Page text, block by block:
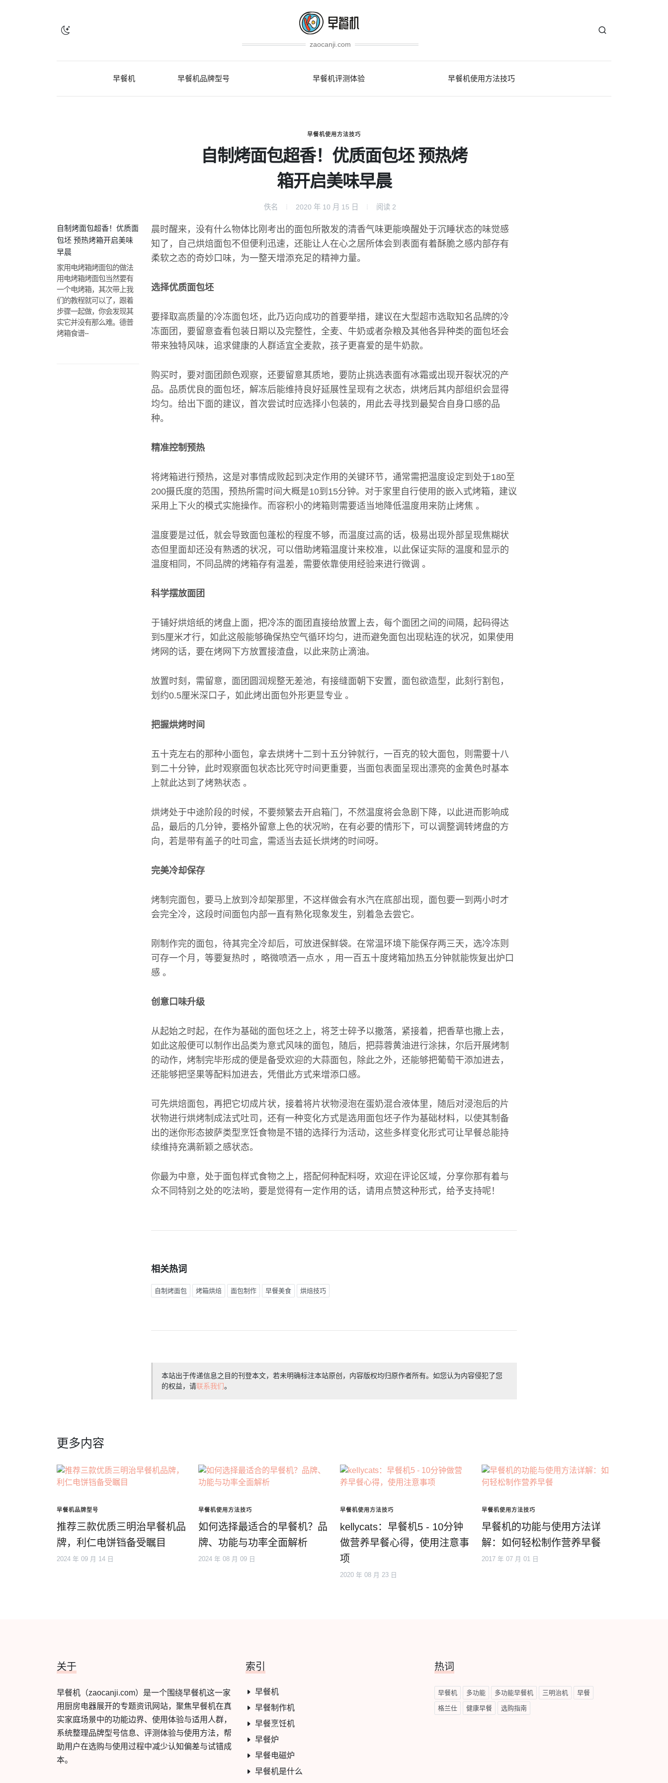
zaocanji.com
早餐机 早餐机品牌型号 早餐机评测体验 早餐机使用方法技巧
早餐机使用方法技巧
自制烤面包超香！优质面包坯 预热烤
箱开启美味早晨
佚名 2020 年 10 月 15 日 阅读 2
自制烤面包超香！优质面
包坯 预热烤箱开启美味
早晨
家用电烤箱烤面包的做法
用电烤箱烤面包当然要有
一个电烤箱，其次带上我
们的教程就可以了，跟着
步骤一起做，你会发现其
实它并没有那么难。德普
烤箱食谱--
晨时醒来，没有什么物体比刚考出的面包所散发的清香气味更能唤醒处于沉睡状态的味觉感
知了，自己烘焙面包不但便利迅速，还能让人在心之居所体会到表面有着酥脆之感内部存有
柔软之态的奇妙口味，为一整天增添充足的精神力量。
选择优质面包坯
要择取高质量的冷冻面包坯，此乃迈向成功的首要举措，建议在大型超市选取知名品牌的冷
冻面团，要留意查看包装日期以及完整性，全麦、牛奶或者杂粮及其他各异种类的面包坯会
带来独特风味，追求健康的人群适宜全麦款，孩子更喜爱的是牛奶款。
购买时，要对面团颜色观察，还要留意其质地，要防止挑选表面有冰霜或出现开裂状况的产
品。品质优良的面包坯，解冻后能维持良好延展性呈现有之状态，烘烤后其内部组织会显得
均匀。给出下面的建议，首次尝试时应选择小包装的，用此去寻找到最契合自身口感的品
种。
精准控制预热
将烤箱进行预热，这是对事情成败起到决定作用的关键环节，通常需把温度设定到处于180至
200摄氏度的范围，预热所需时间大概是10到15分钟。对于家里自行使用的嵌入式烤箱，建议
采用上下火的模式实施操作。而容积小的烤箱则需要适当地降低温度用来防止烤焦 。
温度要是过低，就会导致面包蓬松的程度不够，而温度过高的话，极易出现外部呈现焦糊状
态但里面却还没有熟透的状况，可以借助烤箱温度计来校准，以此保证实际的温度和显示的
温度相同，不同品牌的烤箱存有温差，需要依靠使用经验来进行微调 。
科学摆放面团
于铺好烘焙纸的烤盘上面，把冷冻的面团直接给放置上去，每个面团之间的间隔，起码得达
到5厘米才行，如此这般能够确保热空气循环均匀，进而避免面包出现粘连的状况，如果使用
烤网的话，要在烤网下方放置接渣盘，以此来防止滴油。
放置时刻，需留意，面团圆润规整无差池，有接缝面朝下安置，面包欲造型，此刻行割包，
划约0.5厘米深口子，如此烤出面包外形更显专业 。
把握烘烤时间
五十克左右的那种小面包，拿去烘烤十二到十五分钟就行，一百克的较大面包，则需要十八
到二十分钟，此时观察面包状态比死守时间更重要，当面包表面呈现出漂亮的金黄色时基本
上就此达到了烤熟状态 。
烘烤处于中途阶段的时候，不要频繁去开启箱门，不然温度将会急剧下降，以此进而影响成
品，最后的几分钟，要格外留意上色的状况哟，在有必要的情形下，可以调整调转烤盘的方
向，若是带有盖子的吐司盒，需适当去延长烘烤的时间呀。
完美冷却保存
烤制完面包，要马上放到冷却架那里，不这样做会有水汽在底部出现，面包要一到两小时才
会完全冷，这段时间面包内部一直有熟化现象发生，别着急去尝它。
刚制作完的面包，待其完全冷却后，可放进保鲜袋。在常温环境下能保存两三天，选冷冻则
可存一个月，等要复热时 ，略微喷洒一点水 ，用一百五十度烤箱加热五分钟就能恢复出炉口
感 。
创意口味升级
从起始之时起，在作为基础的面包坯之上，将芝士碎予以撒落，紧接着，把香草也撒上去，
如此这般便可以制作出品类为意式风味的面包，随后，把蒜蓉黄油进行涂抹，尔后开展烤制
的动作，烤制完毕形成的便是备受欢迎的大蒜面包，除此之外，还能够把葡萄干添加进去，
还能够把坚果等配料加进去，凭借此方式来增添口感。
可先烘焙面包，再把它切成片状，接着将片状物浸泡在蛋奶混合液体里，随后对浸泡后的片
状物进行烘烤制成法式吐司，还有一种变化方式是选用面包坯子作为基础材料，以使其制备
出的迷你形态披萨类型烹饪食物是不错的选择行为活动，这些多样变化形式可让早餐总能持
续维持充满新颖之感状态。
你最为中意，处于面包样式食物之上，搭配何种配料呀，欢迎在评论区域，分享你那有着与
众不同特别之处的吃法哟，要是觉得有一定作用的话，请用点赞这种形式，给予支持呢！
相关热词
自制烤面包 烤箱烘焙 面包制作 早餐美食 烘焙技巧
本站出于传递信息之目的刊登本文，若未明确标注本站原创，内容版权均归原作者所有。如您认为内容侵犯了您
的权益，请联系我们。
更多内容
早餐机品牌型号
推荐三款优质三明治早餐机品
牌，利仁电饼铛备受瞩目
2024 年 09 月 14 日
早餐机使用方法技巧
如何选择最适合的早餐机？品
牌、功能与功率全面解析
2024 年 08 月 09 日
早餐机使用方法技巧
kellycats：早餐机5 - 10分钟
做营养早餐心得，使用注意事
项
2020 年 08 月 23 日
早餐机使用方法技巧
早餐机的功能与使用方法详
解：如何轻松制作营养早餐
2017 年 07 月 01 日
关于
早餐机（zaocanji.com）是一个围绕早餐机这一家
用厨房电器展开的专题资讯网站，聚焦早餐机在真
实家庭场景中的功能边界、使用体验与适用人群，
系统整理品牌型号信息、评测体验与使用方法，帮
助用户在选购与使用过程中减少认知偏差与试错成
本。
索引
早餐机
早餐制作机
早餐烹饪机
早餐炉
早餐电磁炉
早餐机是什么
热词
早餐机 多功能 多功能早餐机 三明治机 早餐
格兰仕 健康早餐 选购指南